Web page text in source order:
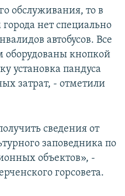
обслуживания, то в
нет специально
автобусов. Все
оборудованы кнопкой
установка пандуса
затрат, - отметили
сведения от
заповедника по
объектов», -
горсовета.